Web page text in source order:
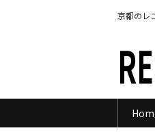
京都のレ